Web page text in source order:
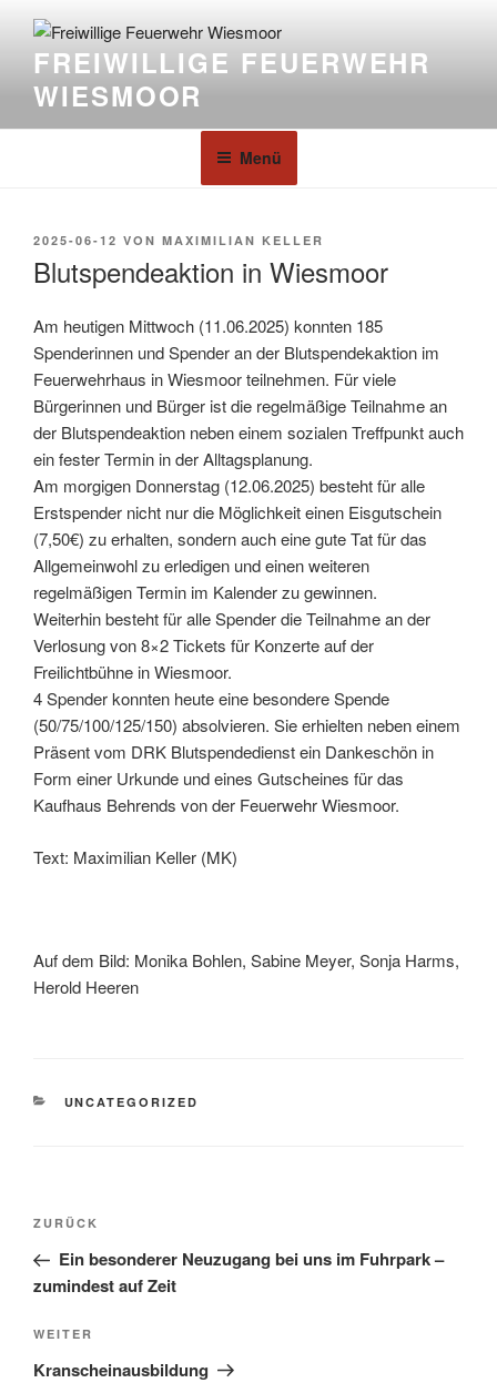
FREIWILLIGE FEUERWEHR
WIESMOOR
Menü
2025-06-12 VON MAXIMILIAN KELLER
Blutspendeaktion in Wiesmoor
Am heutigen Mittwoch (11.06.2025) konnten 185
Spenderinnen und Spender an der Blutspendekaktion im
Feuerwehrhaus in Wiesmoor teilnehmen. Für viele
Bürgerinnen und Bürger ist die regelmäßige Teilnahme an
der Blutspendeaktion neben einem sozialen Treffpunkt auch
ein fester Termin in der Alltagsplanung.
Am morgigen Donnerstag (12.06.2025) besteht für alle
Erstspender nicht nur die Möglichkeit einen Eisgutschein
(7,50€) zu erhalten, sondern auch eine gute Tat für das
Allgemeinwohl zu erledigen und einen weiteren
regelmäßigen Termin im Kalender zu gewinnen.
Weiterhin besteht für alle Spender die Teilnahme an der
Verlosung von 8×2 Tickets für Konzerte auf der
Freilichtbühne in Wiesmoor.
4 Spender konnten heute eine besondere Spende
(50/75/100/125/150) absolvieren. Sie erhielten neben einem
Präsent vom DRK Blutspendedienst ein Dankeschön in
Form einer Urkunde und eines Gutscheines für das
Kaufhaus Behrends von der Feuerwehr Wiesmoor.
Text: Maximilian Keller (MK)
Auf dem Bild: Monika Bohlen, Sabine Meyer, Sonja Harms,
Herold Heeren
UNCATEGORIZED
ZURÜCK
Ein besonderer Neuzugang bei uns im Fuhrpark –
zumindest auf Zeit
WEITER
Kranscheinausbildung